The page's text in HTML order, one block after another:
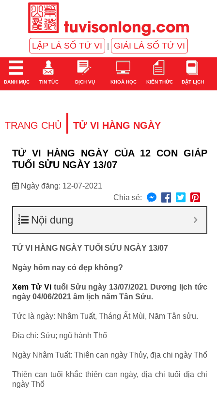
LẬP LÁ SỐ TỬ VI GIẢI LÁ SỐ TỬ VI
DANH MỤC TIN TỨC DỊCH VỤ KHOÁ HỌC KIẾN THỨC ĐẶT LỊCH
TRANG CHỦ | TỬ VI HÀNG NGÀY
TỬ VI HÀNG NGÀY CỦA 12 CON GIÁP
TUỔI SỬU NGÀY 13/07
Ngày đăng: 12-07-2021
Chia sẻ:
Nội dung
TỬ VI HÀNG NGÀY TUỔI SỬU NGÀY 13/07
Ngày hôm nay có đẹp không?
Xem Tử Vituổi Sửu ngày 13/07/2021 Dương lịch tức
ngày 04/06/2021 âm lịch năm Tân Sửu.
Tức là ngày: Nhâm Tuất, Tháng Ất Mùi, Năm Tân sửu.
Địa chi: Sửu; ngũ hành Thổ
Ngày Nhâm Tuất: Thiên can ngày Thủy, địa chi ngày Thổ
Thiên can tuổi khắc thiên can ngày, địa chi tuổi địa chi
ngày Thổ